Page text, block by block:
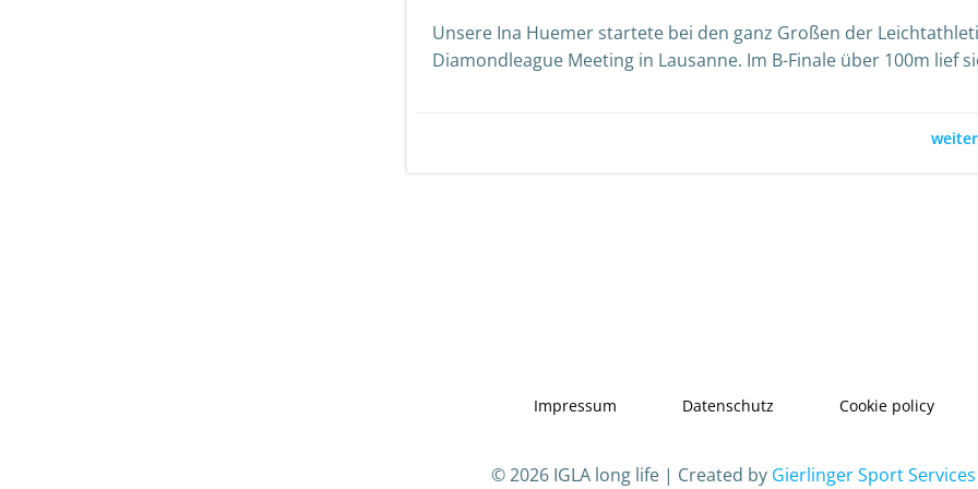
Unsere Ina Huemer startete bei den ganz Großen der
Diamondleague Meeting in Lausanne. Im B-Finale über 100m lief
Impressum Datenschutz Cookie policy
© 2026 IGLA long life | Created by Gierlinger Sport Services